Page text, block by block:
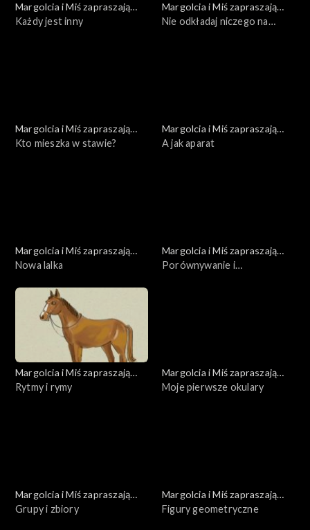
Margolcia i Miś zapraszają
dziś
Każdy jest inny
Margolcia i Miś zapraszają
dziś
Nie odkładaj niczego na
Margolcia i Miś zapraszają
dziś
Kto mieszka w stawie?
Margolcia i Miś zapraszają
dziś
A jak aparat
Margolcia i Miś zapraszają
dziś
Nowa lalka
Margolcia i Miś zapraszają
dziś
Porównywanie i
Margolcia i Miś zapraszają
dziś
Rytmy i rymy
Margolcia i Miś zapraszają
dziś
Moje pierwsze okulary
Margolcia i Miś zapraszają
dziś
Grupy i zbiory
Margolcia i Miś zapraszają
dziś
Figury geometryczne